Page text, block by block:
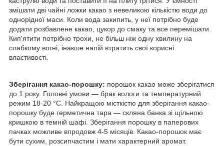
змішати дві чайні ложки какао з невеликою кількістю води до
однорідної маси. Коли вода закипить, у неї потрібно буде
додати розбавлене какао, цукор до смаку та все перемішати.
Кип'ятити потрібно трохи, не більш ніж одну хвилину на
слабкому вогні, інакше напій втратить свої корисні
властивості.
Зберігання какао-порошку: порошок какао може зберігатися
до 1 року. Головні умови — брак вологи та температурний
режим 18-20 °C. Найкращою місткістю для зберігання какао-
порошку буде герметична тара — скляна банка зі щільною
кришкою в темній шафі. Зберігання порошку в паперових
пачках можливе впродовж 4-5 місяців. Какао-порошок має
бути сухим, розсипчастим і мати характерний аромат.